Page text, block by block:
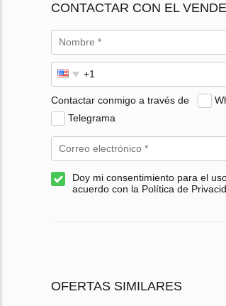
CONTACTAR CON EL
Contactar conmigo a través de
Telegrama
Doy mi consentimiento para el
acuerdo con la Política de
OFERTAS SIMILARES